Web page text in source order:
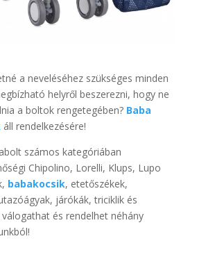
a neveléséhez szükséges minden
helyről beszerezni, hogy ne
a boltok rengetegében? Baba
áll rendelkezésére!
számos kategóriában
Chipolino, Lorelli, Klups, Lupo
babakocsik, etetőszékek,
járókák, triciklik és
és rendelhet néhány